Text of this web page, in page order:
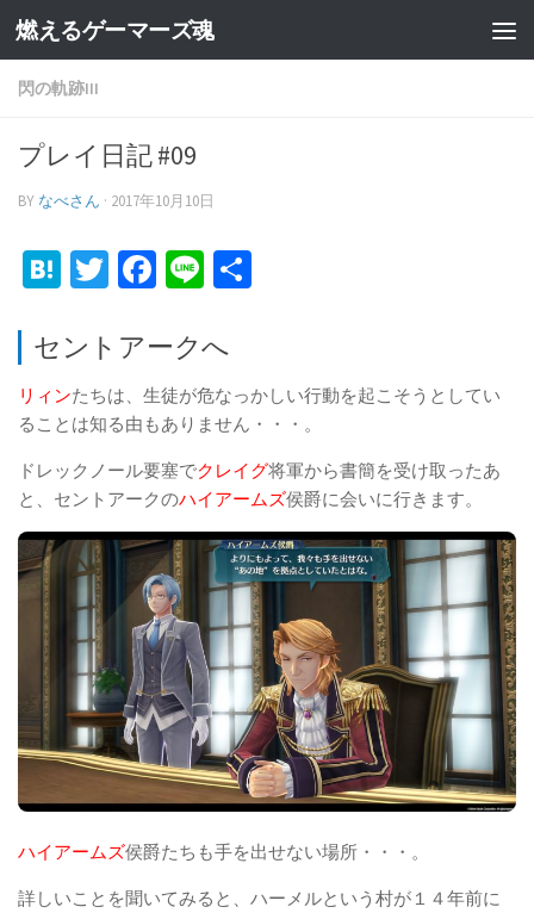
燃えるゲーマーズ魂
閃の軌跡III
プレイ日記 #09
BY なべさん · 2017年10月10日
Hatena
TwitterFacebook
Line
セントアークへ
リィンたちは、生徒が危なっかしい行動を起こそうとしてい
ることは知る由もありません・・・。
ドレックノール要塞でクレイグ将軍から書簡を受け取ったあ
と、セントアークのハイアームズ侯爵に会いに行きます。
ハイアームズ侯爵たちも手を出せない場所・・・。
詳しいことを聞いてみると、ハーメルという村が１４年前に